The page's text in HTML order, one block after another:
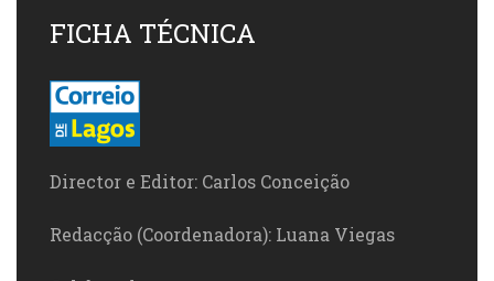
FICHA TÉCNICA
Director e Editor: Carlos Conceição
Redacção (Coordenadora): Luana Viegas